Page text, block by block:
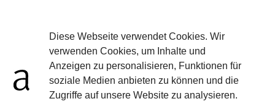
Diese Webseite verwendet Cookies. Wir
verwenden Cookies, um Inhalte und
Anzeigen zu personalisieren, Funktionen für
soziale Medien anbieten zu können und die
Zugriffe auf unsere Website zu analysieren.